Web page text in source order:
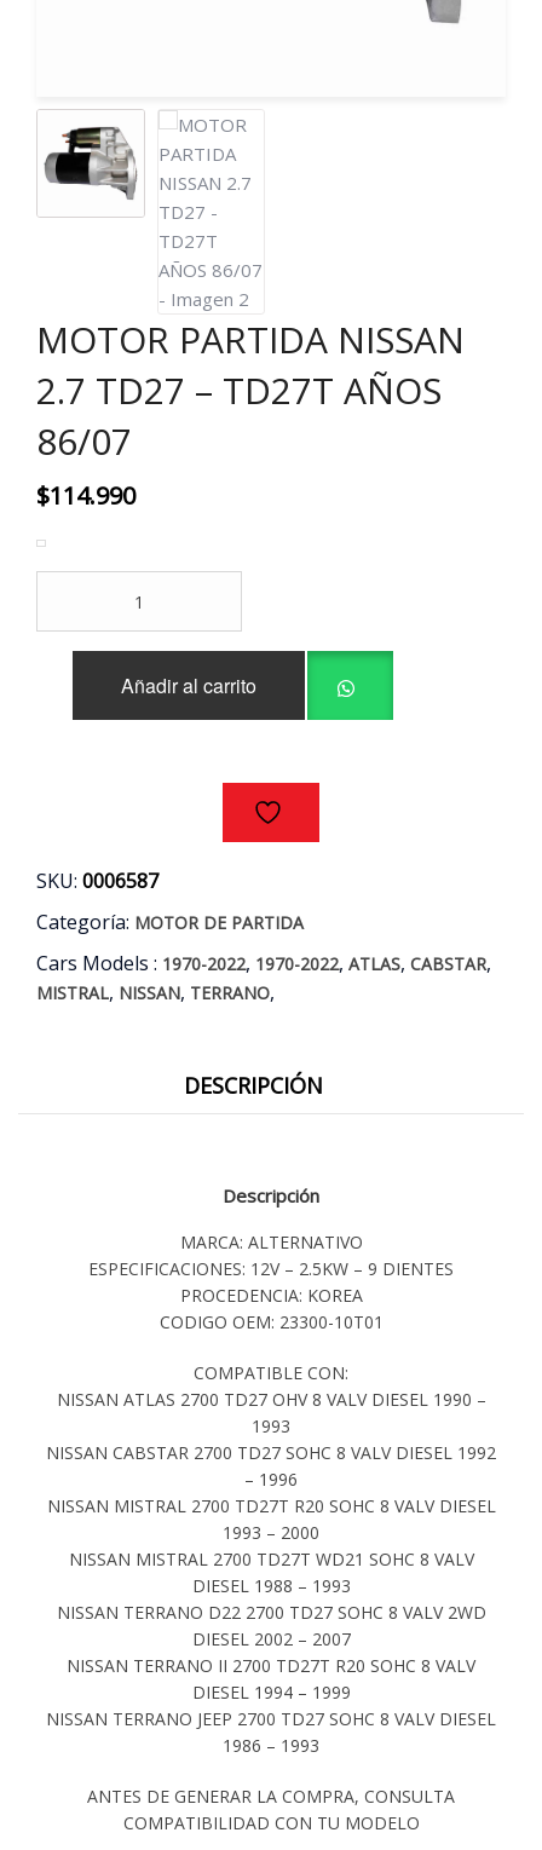
MOTOR PARTIDA NISSAN
2.7 TD27 – TD27T AÑOS
86/07
$114.990
NISSAN
Añadir al carrito
SKU: 0006587
Categoría: MOTOR DE PARTIDA
Cars Models : 1970-2022, 1970-2022, ATLAS, CABSTAR,
MISTRAL, NISSAN, TERRANO,
DESCRIPCIÓN
Descripción
MARCA: ALTERNATIVO
ESPECIFICACIONES: 12V – 2.5KW – 9 DIENTES
PROCEDENCIA: KOREA
CODIGO OEM: 23300-10T01
COMPATIBLE CON:
NISSAN ATLAS 2700 TD27 OHV 8 VALV DIESEL 1990 –
1993
NISSAN CABSTAR 2700 TD27 SOHC 8 VALV DIESEL 1992
– 1996
NISSAN MISTRAL 2700 TD27T R20 SOHC 8 VALV DIESEL
1993 – 2000
NISSAN MISTRAL 2700 TD27T WD21 SOHC 8 VALV
DIESEL 1988 – 1993
NISSAN TERRANO D22 2700 TD27 SOHC 8 VALV 2WD
DIESEL 2002 – 2007
NISSAN TERRANO II 2700 TD27T R20 SOHC 8 VALV
DIESEL 1994 – 1999
NISSAN TERRANO JEEP 2700 TD27 SOHC 8 VALV DIESEL
1986 – 1993
ANTES DE GENERAR LA COMPRA, CONSULTA
COMPATIBILIDAD CON TU MODELO